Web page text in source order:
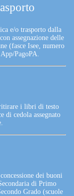
e/o trasporto dalla
assegnazione delle
(fasce Isee, numero
PagoPA.
i libri di testo
di cedola assegnato
dei buoni
di Primo
Grado (scuole